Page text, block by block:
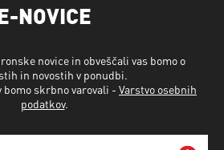
NOVICE
novice in obveščali vas bomo o
in novostih v ponudbi.
skrbno varovali - Varstvo osebnih
podatkov.